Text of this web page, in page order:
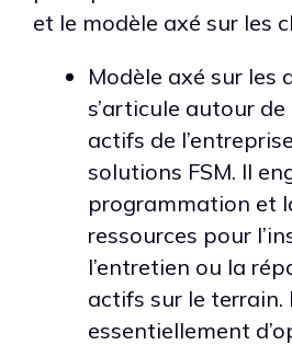
et le modèle axé sur les
Modèle axé sur les
s’articule autour
actifs de
solutions FSM. Il
programmation et
ressources pour
l’entretien ou la
actifs sur le terrain.
essentiellement